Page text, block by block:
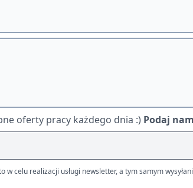
oferty pracy każdego dnia :) Podaj
celu realizacji usługi newsletter, a tym samym